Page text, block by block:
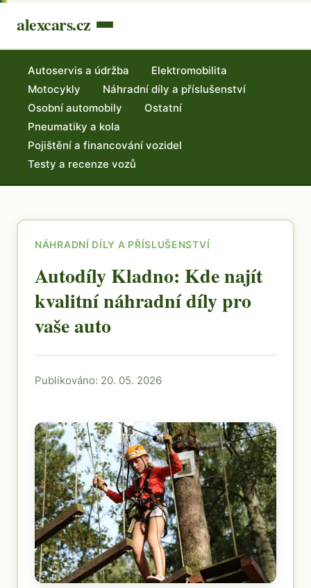
alexcars.cz
Autoservis a údržba
Elektromobilita
Motocykly
Náhradní díly a příslušenství
Osobní automobily
Ostatní
Pneumatiky a kola
Pojištění a financování vozidel
Testy a recenze vozů
NÁHRADNÍ DÍLY A PŘÍSLUŠENSTVÍ
Autodíly Kladno: Kde najít
kvalitní náhradní díly pro
vaše auto
Publikováno: 20. 05. 2026